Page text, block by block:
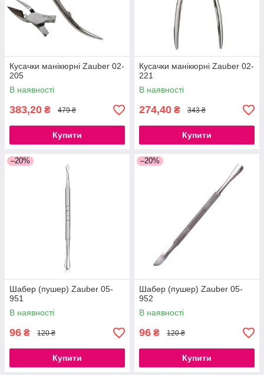
Кусачки манікюрні Zauber 02-
205
В наявності
383,20 ₴ 479 ₴
Купити
Кусачки манікюрні Zauber 02-
221
В наявності
274,40 ₴ 343 ₴
Купити
–20%
Шабер (пушер) Zauber 05-
951
В наявності
96 ₴ 120 ₴
Купити
–20%
Шабер (пушер) Zauber 05-
952
В наявності
96 ₴ 120 ₴
Купити